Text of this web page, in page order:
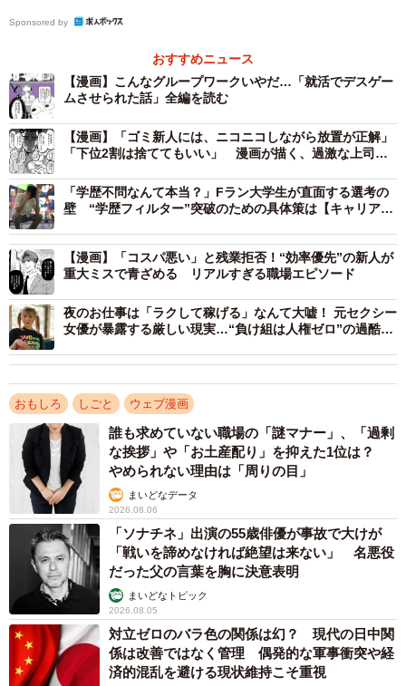
「いまから皆さんには、この30万円を奪い合っていただき
ます」
なんとそれは、受験者4人がそれぞれ剣道部や山岳部などの
メンバーとなり、30万円の部費獲得を勝ち取るというまる
でデスゲームのようなグループワークだったのです。
制限時間30分で30万円を奪い合うディベート大会（中原るんさん提供）
与えられた制限時間は30分。各自が予算30万を獲得しよう
と躍起になる中、中原さんは冷静に状況を分析し、残り5分
となった時点で動き出します。まずグループとしての結論
を出すことを優先し、多数決にすることを提案するのでし
た。続いて、それまでの議論の要点をまとめて発表し、発
言の最後には「これでどうですか、リーダー？」と、リー
Sponsored by
おすすめニュース
【漫画】こんなグループワークいやだ…「就活でデスゲー
ムさせられた話」全編を読む
【漫画】「ゴミ新人には、ニコニコしながら放置が正解」
「下位2割は捨ててもいい」 漫画が描く、過激な上司
「学歴不問なんて本当？」Fラン大学生が直面する選考の
壁 “学歴フィルター”突破のための具体策は【キャリアカ
【漫画】「コスパ悪い」と残業拒否！“効率優先”の新人が
重大ミスで青ざめる リアルすぎる職場エピソード
夜のお仕事は「ラクして稼げる」なんて大嘘！ 元セクシー
女優が暴露する厳しい現実…“負け組は人権ゼロ”の過酷な
おもしろ しごと ウェブ漫画
誰も求めていない職場の「謎マナー」、「過剰
な挨拶」や「お土産配り」を抑えた1位は？
やめられない理由は「周りの目」
まいどなデータ
2026.08.06
「ソナチネ」出演の55歳俳優が事故で大けが
「戦いを諦めなければ絶望は来ない」 名悪役
だった父の言葉を胸に決意表明
まいどなトピック
2026.08.05
対立ゼロのバラ色の関係は幻？ 現代の日中関
係は改善ではなく管理 偶発的な軍事衝突や経
済的混乱を避ける現状維持こそ重視